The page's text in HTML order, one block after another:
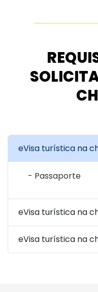
eVisa turística na
Passaporte
eVisa turística na
eVisa turística na